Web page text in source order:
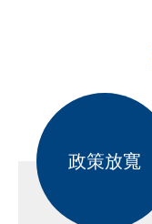
政策放寬